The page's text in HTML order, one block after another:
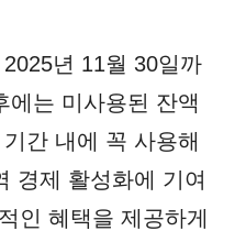
년 11월 30일까
에는 미사용된 잔액
간 내에 꼭 사용해
경제 활성화에 기여
인 혜택을 제공하게